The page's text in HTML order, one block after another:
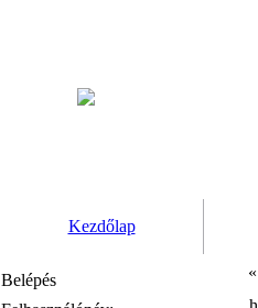
Kezdőlap
Belépés
«